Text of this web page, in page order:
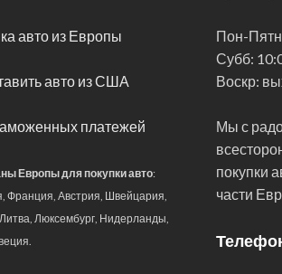
хорошо, потому что инструкции в
от друга, но в большинстве случаев
нет, вам придется найти
установить динамики в таком
помощью прилагаемых креплений-
с регулируемой штангой и
будет использоваться. Как только
авто из Европы
авто из США
платежей
Европы для покупки авто:
Франция, Австрия, Швейцария,
Люксембург, Нидерланды,
Пон-
Субб:
Воскр:
Мы с
покупки
части